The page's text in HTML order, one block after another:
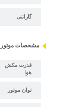
گارانتی
مشخصات موتور
قدرت مکش
هوا
توان موتور